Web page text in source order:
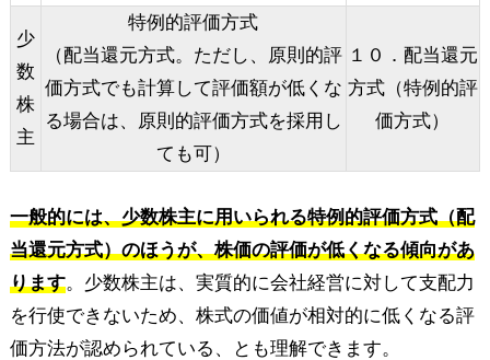
少
数
株
主
特例的評価方式
（配当還元方式。ただし、原則的評
価方式でも計算して評価額が低くな
る場合は、原則的評価方式を採用し
ても可）
１０．配当還元
方式（特例的評
価方式）
一般的には、少数株主に用いられる特例的評価方式（配
当還元方式）のほうが、株価の評価が低くなる傾向があ
ります。少数株主は、実質的に会社経営に対して支配力
を行使できないため、株式の価値が相対的に低くなる評
価方法が認められている、とも理解できます。